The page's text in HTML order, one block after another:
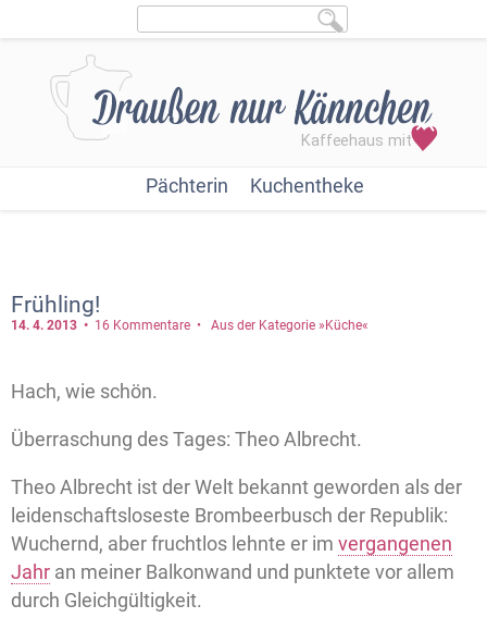
Pächterin Kuchentheke
Frühling!
14. 4. 2013 16 Kommentare Aus der Kategorie »Küche«
Hach, wie schön.
Überraschung des Tages: Theo Albrecht.
Theo Albrecht ist der Welt bekannt geworden als der
leidenschaftsloseste Brombeerbusch der Republik:
Wuchernd, aber fruchtlos lehnte er im vergangenen
Jahr an meiner Balkonwand und punktete vor allem
durch Gleichgültigkeit.